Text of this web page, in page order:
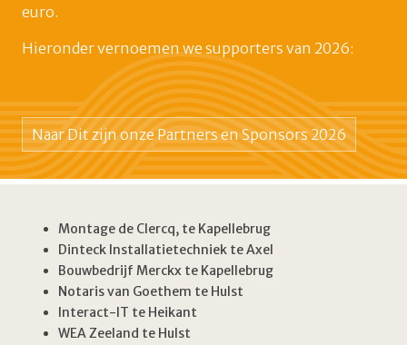
euro.
Hieronder vernoemen we supporters van 2026:
Naar Dit zijn onze Partners en Sponsors 2026
Montage de Clercq, te Kapellebrug
Dinteck Installatietechniek te Axel
Bouwbedrijf Merckx te Kapellebrug
Notaris van Goethem te Hulst
Interact-IT te Heikant
WEA Zeeland te Hulst